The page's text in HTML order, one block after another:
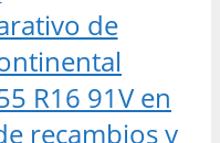
de
R16 91V en
recambios y